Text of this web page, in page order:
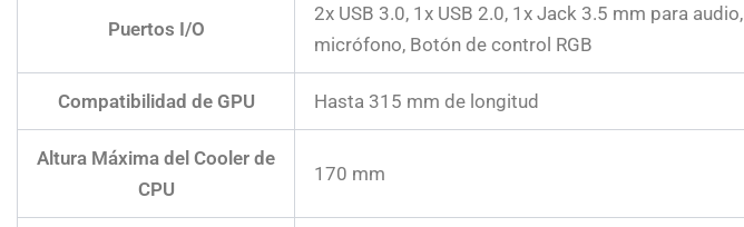
Puertos I/O
2x USB 3.0, 1x USB 2.0, 1x Jack 3.5 mm para
micrófono, Botón de control RGB
Compatibilidad de GPU Hasta 315 mm de longitud
Altura Máxima del Cooler de
CPU
170 mm